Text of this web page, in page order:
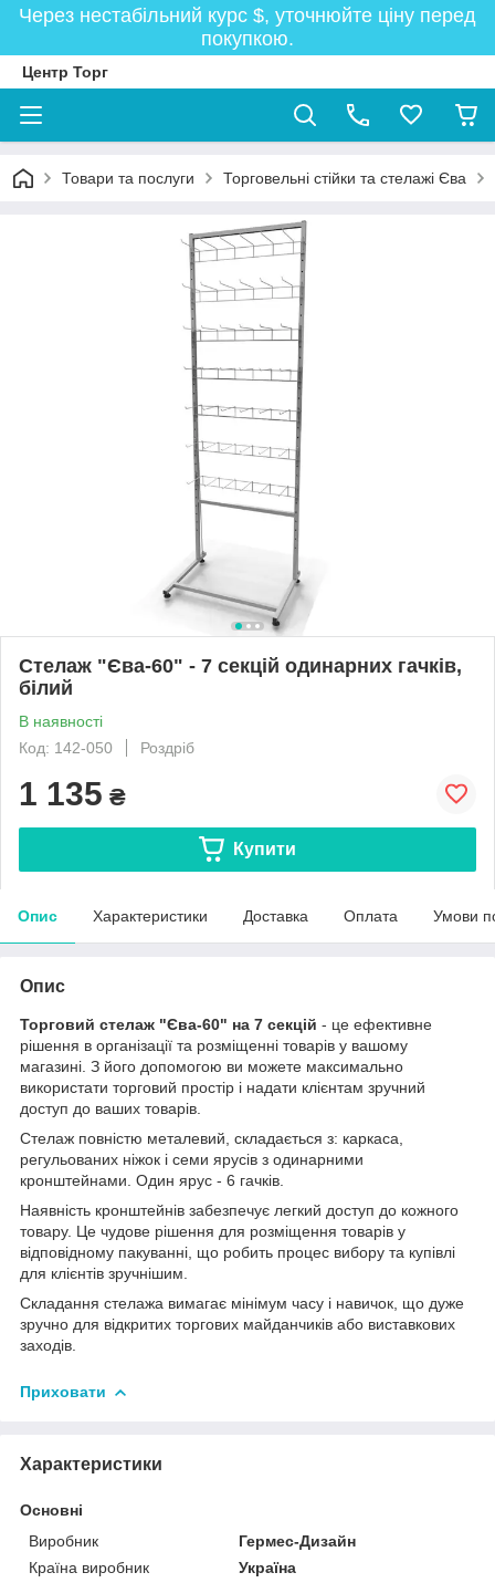
Через нестабільний курс $, уточнюйте ціну перед
покупкою.
Центр Торг
Товари та послуги Торговельні стійки та стелажі Єва
Стелаж "Єва-60" - 7 секцій одинарних гачків,
білий
В наявності
Код: 142-050
Роздріб
1 135 ₴
Купити
Опис Характеристики Доставка Оплата Умови
Опис
Торговий стелаж "Єва-60" на 7 секцій - це ефективне
рішення в організації та розміщенні товарів у вашому
магазині. З його допомогою ви можете максимально
використати торговий простір і надати клієнтам зручний
доступ до ваших товарів.
Стелаж повністю металевий, складається з: каркаса,
регульованих ніжок і семи ярусів з одинарними
кронштейнами. Один ярус - 6 гачків.
Наявність кронштейнів забезпечує легкий доступ до кожного
товару. Це чудове рішення для розміщення товарів у
відповідному пакуванні, що робить процес вибору та купівлі
для клієнтів зручнішим.
Складання стелажа вимагає мінімум часу і навичок, що дуже
зручно для відкритих торгових майданчиків або виставкових
заходів.
Приховати
Характеристики
Основні
Виробник
Гермес-Дизайн
Країна виробник
Україна